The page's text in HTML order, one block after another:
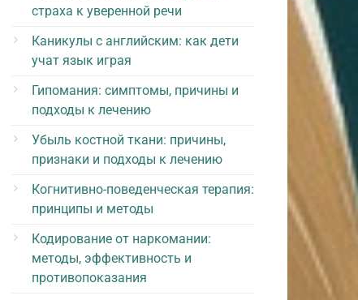
страха к уверенной речи
Каникулы с английским: как дети
учат язык играя
Гипомания: симптомы, причины и
подходы к лечению
Убыль костной ткани: причины,
признаки и подходы к лечению
Когнитивно-поведенческая терапия:
принципы и методы
Кодирование от наркомании:
методы, эффективность и
противопоказания